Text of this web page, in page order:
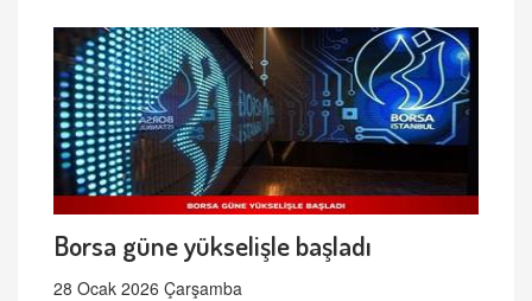
Borsa güne yükselişle başladı
28 Ocak 2026 Çarşamba